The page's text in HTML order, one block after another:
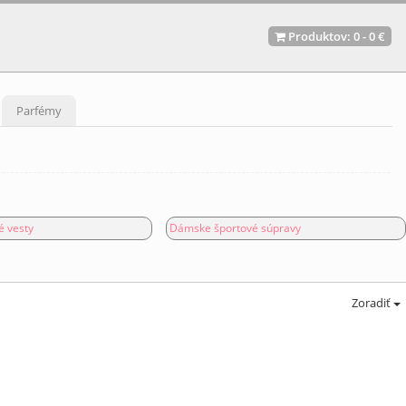
Produktov: 0-0 €
Parfémy
vesty Dámske športové súpravy
Zoradiť